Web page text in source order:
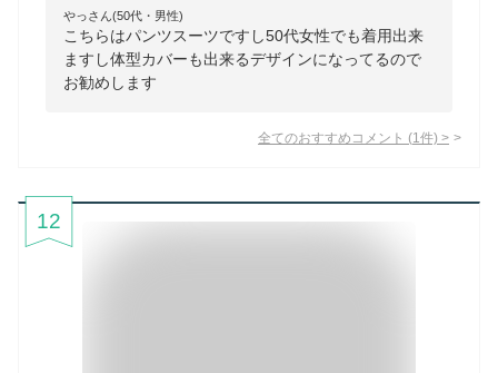
やっさん(50代・男性)
こちらはパンツスーツですし50代女性でも着用出来
ますし体型カバーも出来るデザインになってるので
お勧めします
全てのおすすめコメント (1 件) >
12